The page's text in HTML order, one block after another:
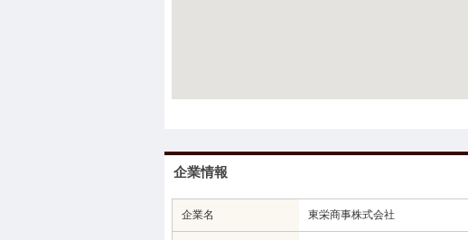
企業情報
企業名 東栄商事株式会社